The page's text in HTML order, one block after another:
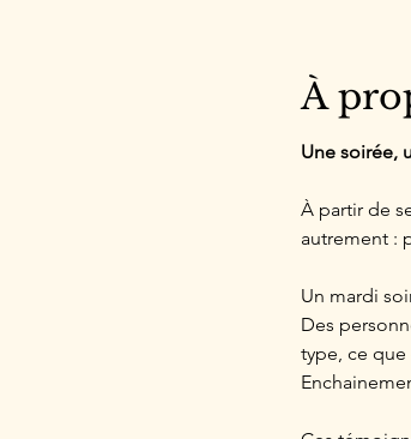
À
Une soirée,
À partir de
autrement :
Un mardi
Des
type, ce